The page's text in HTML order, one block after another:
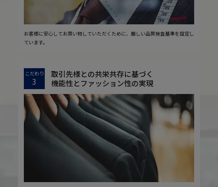
お客様に安心してお買い物していただくために、厳しい品質検査基準を設定し
ています。
こだわり
3
取引先様との共栄共存に基づく
機能性とファッション性の実現